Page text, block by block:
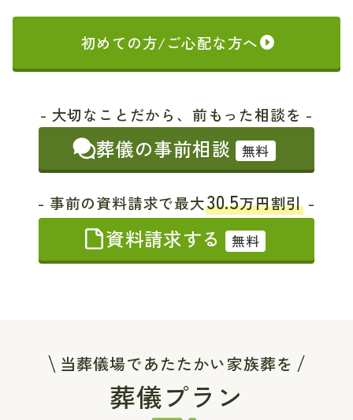
初めての方/ご心配な方へ
- 大切なことだから、前もった相談を -
葬儀の事前相談 無料
- 事前の資料請求で最大30.5万円割引 -
資料請求する 無料
当葬儀場であたたかい家族葬を
葬儀プラン